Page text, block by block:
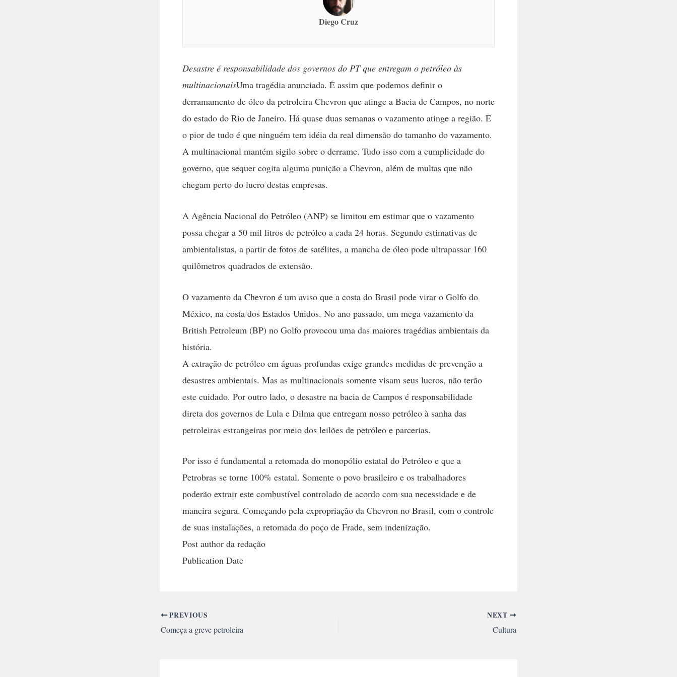
Diego Cruz
Desastre é responsabilidade dos governos do PT que entregam o petróleo às
multinacionaisUma tragédia anunciada. É assim que podemos definir o
derramamento de óleo da petroleira Chevron que atinge a Bacia de Campos, no norte
do estado do Rio de Janeiro. Há quase duas semanas o vazamento atinge a região. E
o pior de tudo é que ninguém tem idéia da real dimensão do tamanho do vazamento.
A multinacional mantém sigilo sobre o derrame. Tudo isso com a cumplicidade do
governo, que sequer cogita alguma punição a Chevron, além de multas que não
chegam perto do lucro destas empresas.
A Agência Nacional do Petróleo (ANP) se limitou em estimar que o vazamento
possa chegar a 50 mil litros de petróleo a cada 24 horas. Segundo estimativas de
ambientalistas, a partir de fotos de satélites, a mancha de óleo pode ultrapassar 160
quilômetros quadrados de extensão.
O vazamento da Chevron é um aviso que a costa do Brasil pode virar o Golfo do
México, na costa dos Estados Unidos. No ano passado, um mega vazamento da
British Petroleum (BP) no Golfo provocou uma das maiores tragédias ambientais da
história.
A extração de petróleo em águas profundas exige grandes medidas de prevenção a
desastres ambientais. Mas as multinacionais somente visam seus lucros, não terão
este cuidado. Por outro lado, o desastre na bacia de Campos é responsabilidade
direta dos governos de Lula e Dilma que entregam nosso petróleo à sanha das
petroleiras estrangeiras por meio dos leilões de petróleo e parcerias.
Por isso é fundamental a retomada do monopólio estatal do Petróleo e que a
Petrobras se torne 100% estatal. Somente o povo brasileiro e os trabalhadores
poderão extrair este combustível controlado de acordo com sua necessidade e de
maneira segura. Começando pela expropriação da Chevron no Brasil, com o controle
de suas instalações, a retomada do poço de Frade, sem indenização.
Post author da redação
Publication Date
PREVIOUS
Começa a greve petroleira
NEXT
Cultura